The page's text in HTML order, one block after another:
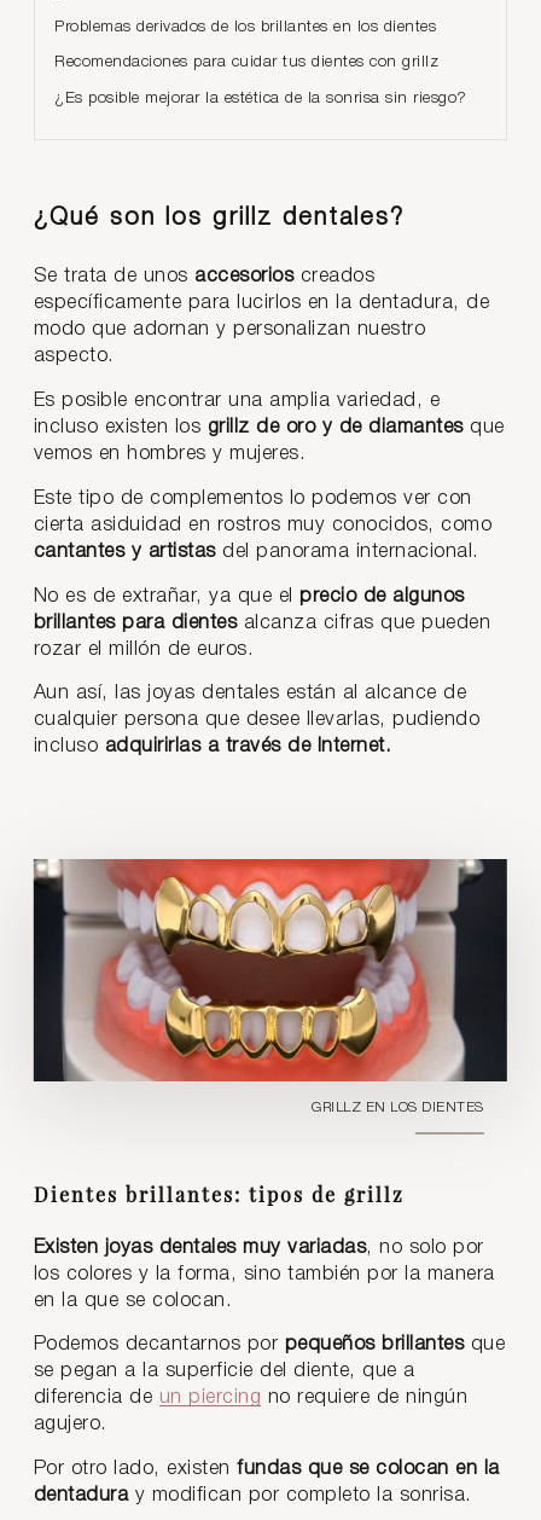
Problemas derivados de los brillantes en los dientes
Recomendaciones para cuidar tus dientes con grillz
¿Es posible mejorar la estética de la sonrisa sin riesgo?
¿Qué son los grillz dentales?
Se trata de unos accesorios creados
específicamente para lucirlos en la dentadura, de
modo que adornan y personalizan nuestro
aspecto.
Es posible encontrar una amplia variedad, e
incluso existen los grillz de oro y de diamantes que
vemos en hombres y mujeres.
Este tipo de complementos lo podemos ver con
cierta asiduidad en rostros muy conocidos, como
cantantes y artistas del panorama internacional.
No es de extrañar, ya que elprecio de algunos
brillantes para dientesalcanza cifras que pueden
rozar el millón de euros.
Aun así, las joyas dentales están al alcance de
cualquier persona que desee llevarlas, pudiendo
incluso adquirirlas a través de Internet.
GRILLZ EN LOS DIENTES
Dientes brillantes: tipos de grillz
Existen joyas dentales muy variadas, no solo por
los colores y la forma, sino también por la manera
en la que se colocan.
Podemos decantarnos por pequeños brillantesque
se pegan a la superficie del diente, que a
diferencia de un piercing no requiere de ningún
agujero.
Por otro lado, existenfundas que se colocan en la
dentaduray modifican por completo la sonrisa.